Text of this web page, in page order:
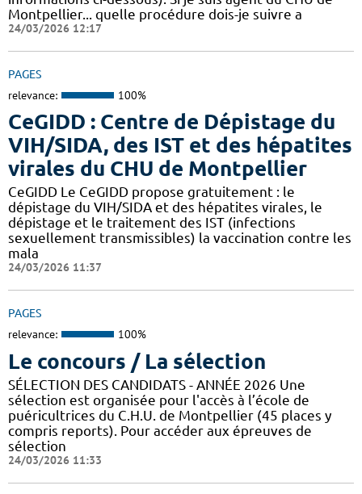
Montpellier... quelle procédure dois-je suivre a
24/03/2026 12:17
PAGES
relevance: 100%
CeGIDD : Centre de Dépistage du
VIH/SIDA, des IST et des hépatites
virales du CHU de Montpellier
CeGIDD Le CeGIDD propose gratuitement : le
dépistage du VIH/SIDA et des hépatites virales, le
dépistage et le traitement des IST (infections
sexuellement transmissibles) la vaccination contre les
mala
24/03/2026 11:37
PAGES
relevance: 100%
Le concours / La sélection
SÉLECTION DES CANDIDATS - ANNÉE 2026 Une
sélection est organisée pour l'accès à l’école de
puéricultrices du C.H.U. de Montpellier (45 places y
compris reports). Pour accéder aux épreuves de
sélection
24/03/2026 11:33